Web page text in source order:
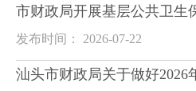
市财政局开展基层公共卫生
发布时间： 2026-07-22
汕头市财政局关于做好2026